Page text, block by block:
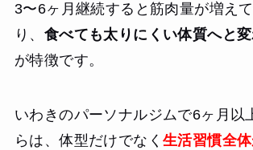
3〜6ヶ月継続すると筋肉量が増え
り、 食べても太りにくい体質へと
が特徴です。
いわきのパーソナルジムで6ヶ月以
らは、体型だけでなく 生活習慣全